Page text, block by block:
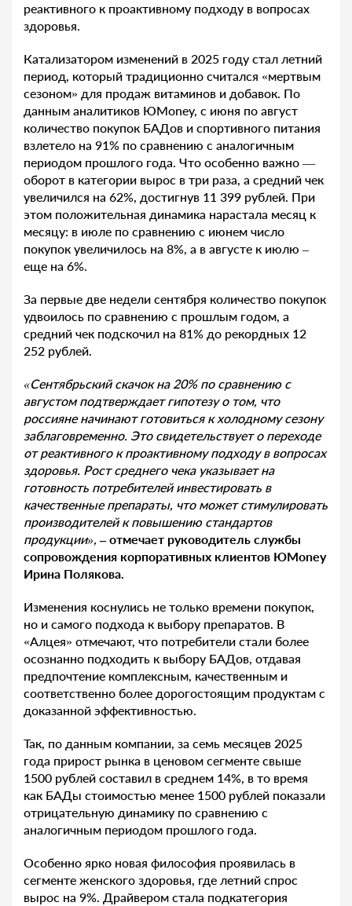
реактивного к проактивному подходу в вопросах
здоровья.
Катализатором изменений в 2025 году стал летний
период, который традиционно считался «мертвым
сезоном» для продаж витаминов и добавок. По
данным аналитиков ЮMoney, с июня по август
количество покупок БАДов и спортивного питания
взлетело на 91% по сравнению с аналогичным
периодом прошлого года. Что особенно важно —
оборот в категории вырос в три раза, а средний чек
увеличился на 62%, достигнув 11 399 рублей. При
этом положительная динамика нарастала месяц к
месяцу: в июле по сравнению с июнем число
покупок увеличилось на 8%, а в августе к июлю –
еще на 6%.
За первые две недели сентября количество покупок
удвоилось по сравнению с прошлым годом, а
средний чек подскочил на 81% до рекордных 12
252 рублей.
«Сентябрьский скачок на 20% по сравнению с
августом подтверждает гипотезу о том, что
россияне начинают готовиться к холодному сезону
заблаговременно. Это свидетельствует о переходе
от реактивного к проактивному подходу в вопросах
здоровья. Рост среднего чека указывает на
готовность потребителей инвестировать в
качественные препараты, что может стимулировать
производителей к повышению стандартов
продукции», – отмечает руководитель службы
сопровождения корпоративных клиентов ЮMoney
Ирина Полякова.
Изменения коснулись не только времени покупок,
но и самого подхода к выбору препаратов. В
«Алцея» отмечают, что потребители стали более
осознанно подходить к выбору БАДов, отдавая
предпочтение комплексным, качественным и
соответственно более дорогостоящим продуктам с
доказанной эффективностью.
Так, по данным компании, за семь месяцев 2025
года прирост рынка в ценовом сегменте свыше
1500 рублей составил в среднем 14%, в то время
как БАДы стоимостью менее 1500 рублей показали
отрицательную динамику по сравнению с
аналогичным периодом прошлого года.
Особенно ярко новая философия проявилась в
сегменте женского здоровья, где летний спрос
вырос на 9%. Драйвером стала подкатегория